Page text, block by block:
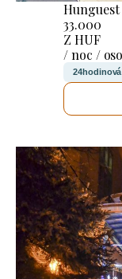
33.000
Z HUF
/ noc /